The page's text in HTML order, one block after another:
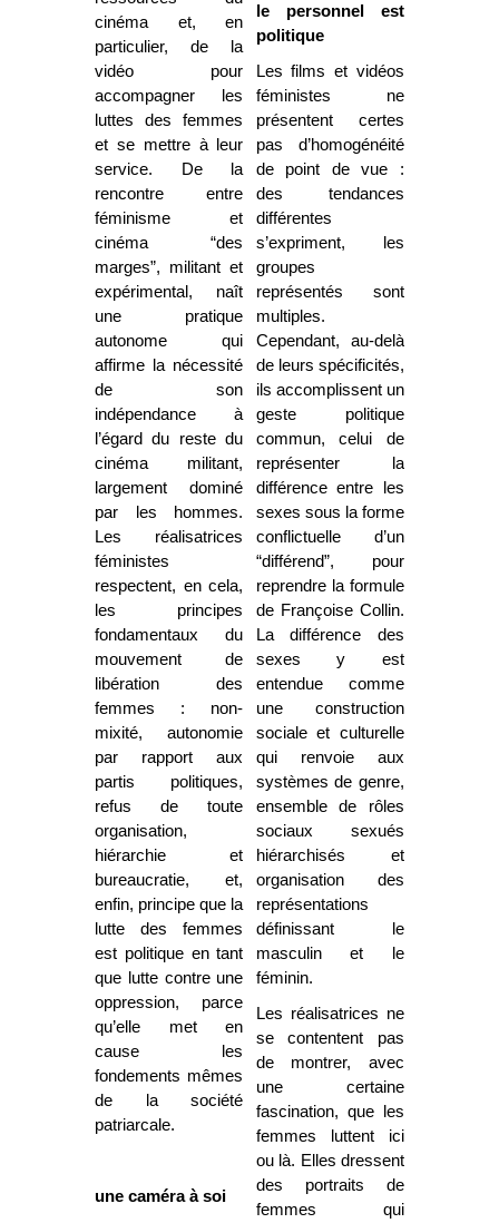
cinéma et, en
particulier, de la
vidéo pour
accompagner les
luttes des femmes
et se mettre à leur
service. De la
rencontre entre
féminisme et
cinéma “des
marges”, militant et
expérimental, naît
une pratique
autonome qui
affirme la nécessité
de son
indépendance à
l’égarddu reste du
cinéma militant,
largement dominé
par les hommes.
Les réalisatrices
féministes
respectent, en cela,
les principes
fondamentaux du
mouvement de
libération des
femmes : non-
mixité, autonomie
par rapport aux
partis politiques,
refus de toute
organisation,
hiérarchie et
bureaucratie, et,
enfin, principe que la
lutte des femmes
est politique en tant
que lutte contre une
oppression, parce
qu’elle met en
cause les
fondements mêmes
de la société
patriarcale.
une caméra à soi
e personnel est
politique
Les films et vidéos
féministes ne
présentent certes
pas d’homogénéité
de point de vue :
des tendances
différentes
s’expriment, les
groupes
représentés sont
multiples.
Cependant, au-delà
de leurs spécificités,
ils accomplissent un
geste politique
commun, celui de
représenter la
différence entre les
sexes sous la forme
conflictuelle d’un
“différend”, pour
reprendre la formule
de Françoise Collin.
La différence des
sexes y est
entendue comme
une construction
sociale et culturelle
qui renvoie aux
systèmes de genre,
ensemble de rôles
sociaux sexués
hiérarchisés et
organisation des
représentations
définissant le
masculin et le
féminin.
Les réalisatrices ne
se contentent pas
de montrer, avec
une certaine
fascination, que les
femmes luttent ici
ou là. Elles dressent
des portraits de
femmes qui